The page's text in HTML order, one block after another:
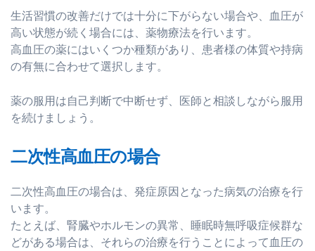
生活習慣の改善だけでは十分に下がらない場合や、血圧が
高い状態が続く場合には、薬物療法を行います。
高血圧の薬にはいくつか種類があり、患者様の体質や持病
の有無に合わせて選択します。
薬の服用は自己判断で中断せず、医師と相談しながら服用
を続けましょう。
二次性高血圧の場合
二次性高血圧の場合は、発症原因となった病気の治療を行
います。
たとえば、腎臓やホルモンの異常、睡眠時無呼吸症候群な
どがある場合は、それらの治療を行うことによって血圧の